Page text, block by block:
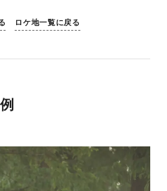
ロケ地一覧に戻る